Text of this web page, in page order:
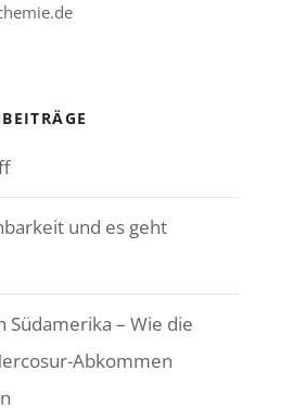
und es geht
Südamerika – Wie die
Abkommen